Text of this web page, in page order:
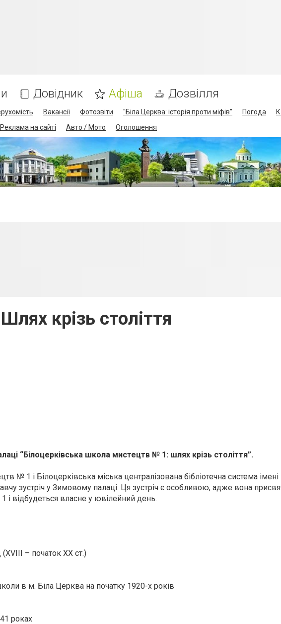
Довідник Афіша Дозвілля
Вакансії Фотозвіти "Біла Церква: історія проти міфів" Погода
Реклама на сайті Авто / Мото Оголошення
Шлях крізь століття
“Білоцерківська школа мистецтв № 1: шлях крізь століття”.
№ 1 і Білоцерківська міська централізована бібліотечна система
зустріч у Зимовому палаці. Ця зустріч є особливою, адже вона
і відбудеться власне у ювілейний день.
– початок XX ст.)
в м. Біла Церква на початку 1920-х років
роках